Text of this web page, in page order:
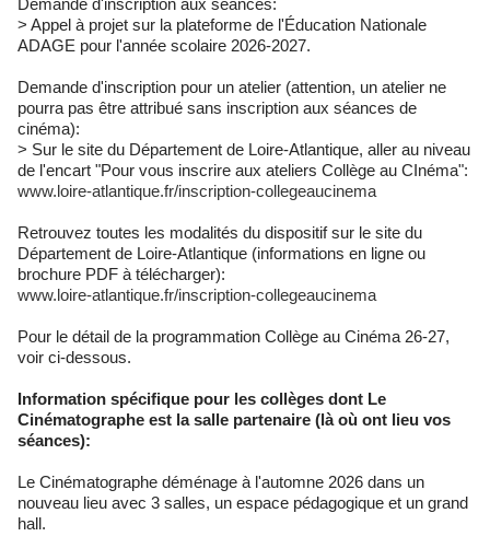
Demande d'inscription aux séances:
> Appel à projet sur la plateforme de l'Éducation Nationale
ADAGE pour l'année scolaire 2026-2027.
Demande d'inscription pour un atelier (attention, un atelier ne
pourra pas être attribué sans inscription aux séances de
cinéma):
> Sur le site du Département de Loire-Atlantique, aller au niveau
de l'encart "Pour vous inscrire aux ateliers Collège au CInéma":
www.loire-atlantique.fr/inscription-collegeaucinema
Retrouvez toutes les modalités du dispositif sur le site du
Département de Loire-Atlantique (informations en ligne ou
brochure PDF à télécharger):
www.loire-atlantique.fr/inscription-collegeaucinema
Pour le détail de la programmation Collège au Cinéma 26-27,
voir ci-dessous.
Information spécifique pour les collèges dont Le
Cinématographe est la salle partenaire (là où ont lieu vos
séances):
Le Cinématographe déménage à l'automne 2026 dans un
nouveau lieu avec 3 salles, un espace pédagogique et un grand
hall.